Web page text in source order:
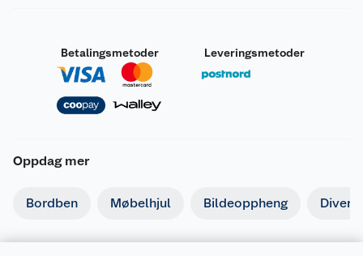
Betalingsmetoder Leveringsmetoder
Oppdag mer
Bordben Møbelhjul Bildeoppheng